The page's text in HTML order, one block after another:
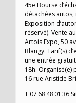
45e Bourse
détachées
Exposition
réservé). Vente
Artois Expo, 50
Blangy. Tarif(s)
une entrée
18h. Organisé(e)
16 rue Aristide
T 07 68 48 01 36